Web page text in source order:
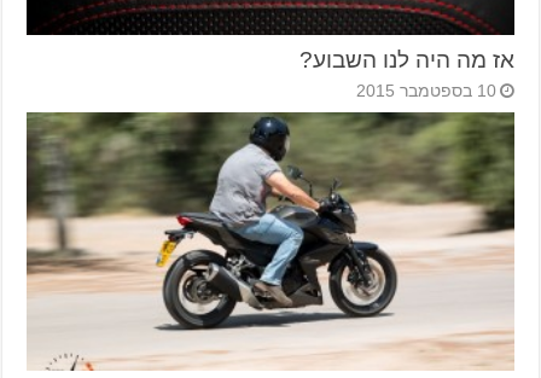
אז מה היה לנו השבוע?
10 בספטמבר 2015